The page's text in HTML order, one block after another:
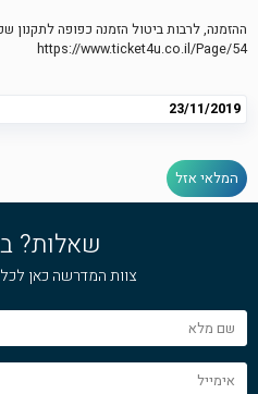
ההזמנה, לרבות ביטול הזמנה כפופה לתקנון
https://www.ticket4u.co.il/Page/54
23/11/2019
המלאי אזל
שאלות?
צוות המדרשה כאן
שם
מלא
אימייל